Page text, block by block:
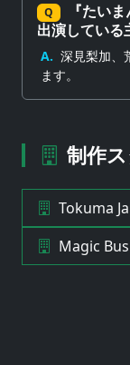
Q
『たい
出演している
A. 深見梨加、
ます。
制作
Tokuma
Magic Bus